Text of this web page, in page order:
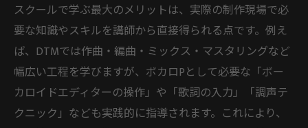
スクールで学ぶ最大のメリットは、実際の制作現場で必
要な知識やスキルを講師から直接得られる点です。例え
ば、DTMでは作曲・編曲・ミックス・マスタリングなど
幅広い工程を学びますが、ボカロPとして必要な「ボー
カロイドエディターの操作」や「歌詞の入力」「調声テ
クニック」なども実践的に指導されます。これにより、